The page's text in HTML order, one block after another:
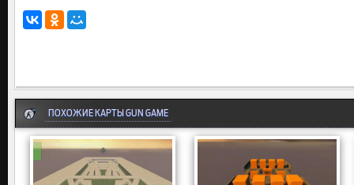
ПОХОЖИЕ КАРТЫ GUN GAME